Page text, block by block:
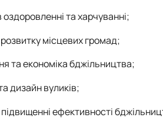
та харчуванні;
розвитку місцевих громад;
та економіка бджільництва;
дизайн вуликів;
підвищенні ефективності